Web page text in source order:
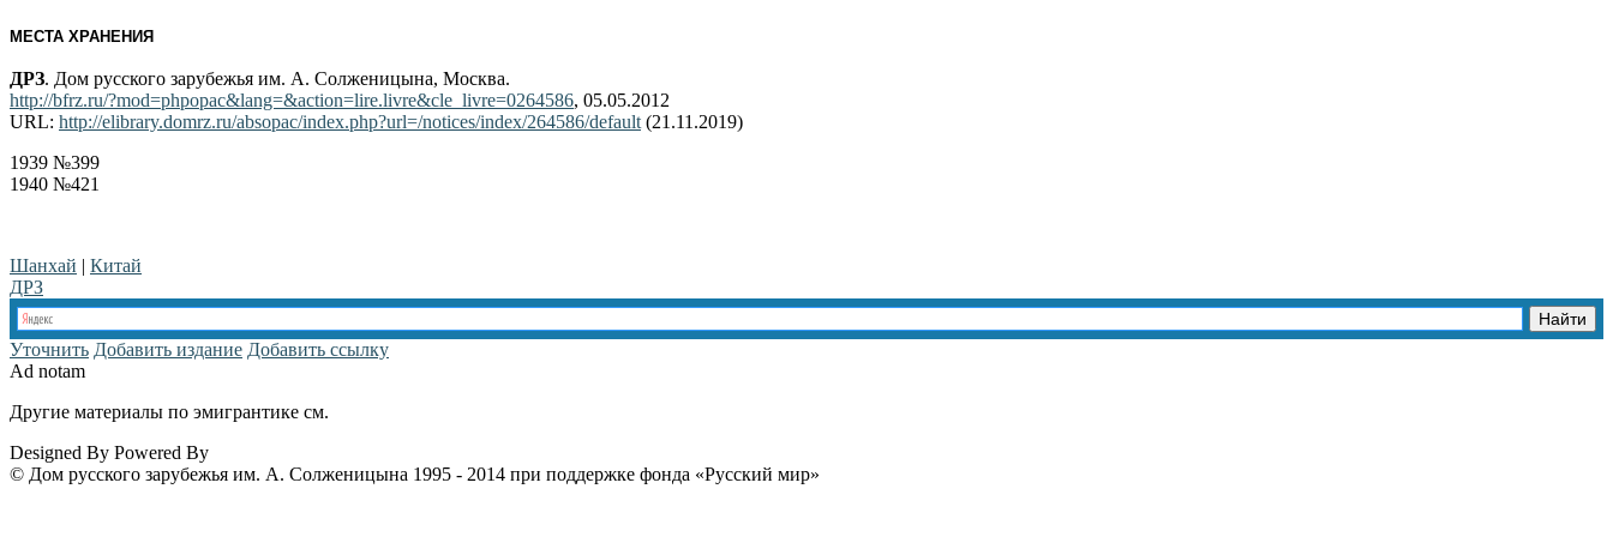
МЕСТА ХРАНЕНИЯ
ДРЗ. Дом русского зарубежья им. А. Солженицына, Москва.
http://bfrz.ru/?mod=phpopac&lang=&action=lire.livre&cle_livre=0264586, 05.05.2012
URL: http://elibrary.domrz.ru/absopac/index.php?url=/notices/index/264586/default (21.11.2019)
1939 №399
1940 №421
Шанхай | Китай
ДРЗ
Уточнить Добавить издание Добавить ссылку
Ad notam
Другие материалы по эмигрантике см.
Designed By Powered By
© Дом русского зарубежья им. А. Солженицына 1995 - 2014 при поддержке фонда «Русский мир»